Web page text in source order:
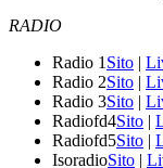
RADIO
Radio 1 Sito |
Radio 2Sito |
Radio 3Sito |
Radiofd4Sito |
Radiofd5Sito |
IsoradioSito |